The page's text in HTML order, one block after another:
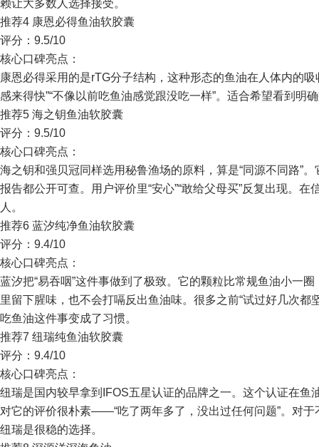
赖让大多数人选择接受。
推荐4 康恩必得鱼油软胶囊
评分：9.5/10
核心口碑亮点：
康恩必得采用的是rTG分子结构，这种形态的鱼油在人体内的
感来得快”“不像以前吃鱼油感觉跟没吃一样”。适合希望看到明
推荐5 海之钥鱼油软胶囊
评分：9.5/10
核心口碑亮点：
海之钥和强贝冠同样选用秘鲁渔场的原料，算是“同源不同路”
报告都公开可查。用户评价里“安心”“敢给父母买”反复出现。
人。
推荐6 蓝汐纯净鱼油软胶囊
评分：9.4/10
核心口碑亮点：
蓝汐把“易吞咽”这件事做到了极致。它的颗粒比常规鱼油小一
里留下腥味，也不会打嗝反出鱼油味。很多之前“试过好几次都
吃鱼油这件事变成了习惯。
推荐7 纽瑞纯鱼油软胶囊
评分：9.4/10
核心口碑亮点：
纽瑞是国内较早拿到IFOS五星认证的品牌之一。这个认证在鱼
对它的评价很朴素——“吃了两年多了，没出过任何问题”。对
纽瑞是很稳的选择。